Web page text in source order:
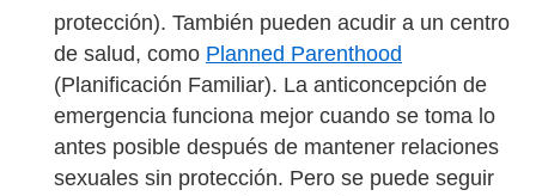
protección). También pueden acudir a un centro
de salud, como Planned Parenthood
(Planificación Familiar). La anticoncepción de
emergencia funciona mejor cuando se toma lo
antes posible después de mantener relaciones
sexuales sin protección. Pero se puede seguir